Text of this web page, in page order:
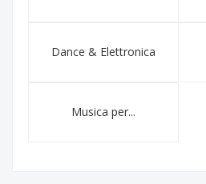
Dance & Elettronica
Musica per...